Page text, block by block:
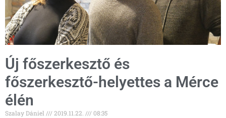
Új főszerkesztő és
főszerkesztő-helyettes a Mérce
élén
Szalay Dániel 2019.11.22. 08:35